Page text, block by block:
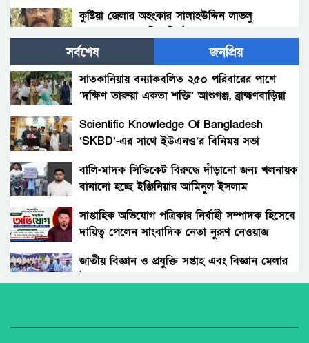
কুষ্টিয়া জেলার অহংকার সালাহউদ্দিন লাভলু
না ফেরার দেশে চলে গেলেন চিত্রনায়িকা অঞ্জণা
রহমান
সুজন চিনে”।
হতবাক নেটিজেনরা
গোবিন্দগঞ্জে এমপির সংবর্ধনা অনুষ্ঠান মাতালেন
কণ্ঠশিল্পী মনির খান
“এই কষ্ট তাদের না হোক, আল্লাহ তাদের মাফ করে
দিক”; পরীমনি
সর্বশেষ জনপ্রিয়
সাতকানিয়ায় বন্যাকবলিত ২৫০ পরিবারের পাশে
‘দক্ষিণ তারুয়া একতা শক্তি’ আশুগঞ্জ, ব্রাহ্মণবাড়িয়া
Scientific Knowledge Of Bangladesh
‘SKBD’-এর সাথে ইউএনও’র বিনিময় সভা
বালি-মাদক সিন্ডিকেট বিরুদ্ধে দাঁড়ানো জন্য খলনায়ক
বানানো হচ্ছে ইঞ্জিনিয়ার আমিনুল ইসলাম
সাপ্তাহিক অভিযোগ পত্রিকার নির্বাহী সম্পাদক হিসেবে
দায়িত্ব পেলেন সাংবাদিক নেতা নুরূণ নেওয়াজ
জাতীয় বিজ্ঞান ও প্রযুক্তি সপ্তাহ এবং বিজ্ঞান মেলার